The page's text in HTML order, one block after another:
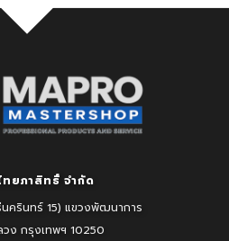
ทยภาสิทธิ์ จำกัด
ครินทร์ 15) แขวงพัฒนาการ
วง กรุงเทพฯ 10250